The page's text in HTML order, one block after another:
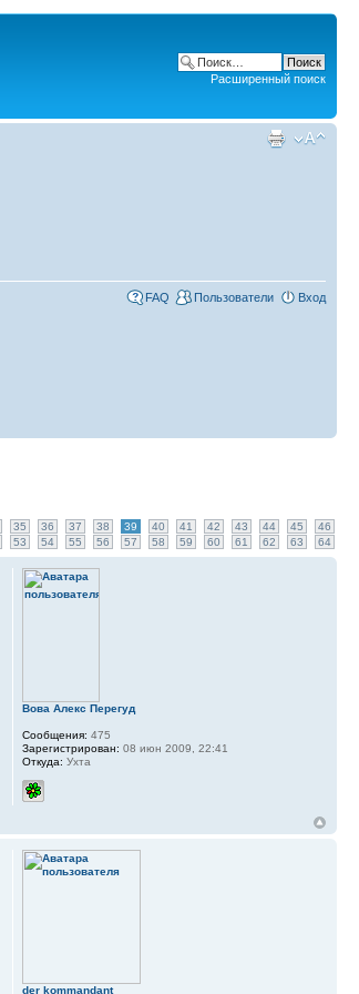
Расширенный поиск
FAQ Пользователи Вход
35 36 37 38 39 40 41 42 43 44 45
46
53 54 55 56 57 58 59 60 61 62 63 64
Вова Алекс Перегуд
Сообщения: 475
Зарегистрирован: 08 июн 2009, 22:41
Откуда: Ухта
der kommandant